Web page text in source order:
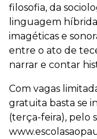
filosofia, da
linguagem
imagéticas e
entre o ato de
narrar e contar
Com vagas
gratuita basta se
(terça-feira), pelo